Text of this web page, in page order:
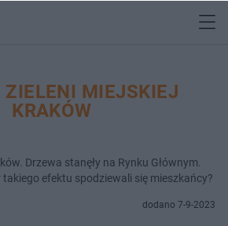
ZIELENI MIEJSKIEJ
KRAKÓW
Drzewa stanęły na Rynku Głównym.
takiego efektu spodziewali się mieszkańcy?
dodano 7-9-2023